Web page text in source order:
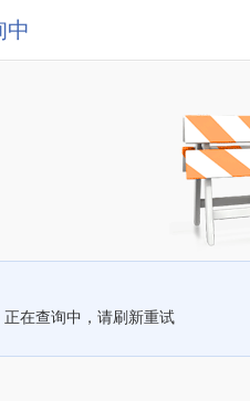
中
正在查询中，请刷新重试